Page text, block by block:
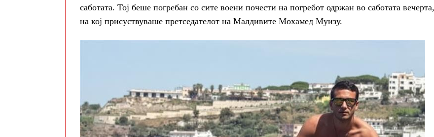
саботата. Тој беше погребан со сите воени почести на погребот одржан во саботата вечерта,
на кој присуствуваше претседателот на Малдивите Мохамед Муизу.